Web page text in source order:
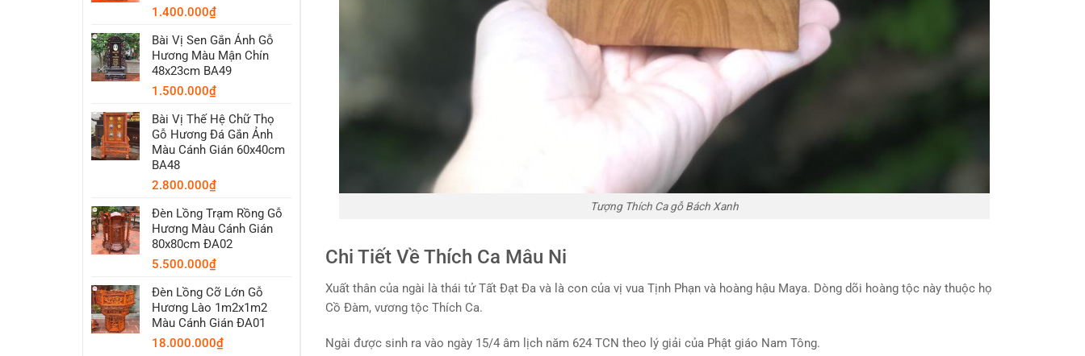
1.400.000₫
Bài Vị Sen Gắn Ảnh Gỗ
Hương Màu Mận Chín
48x23cm BA49
1.500.000₫
Bài Vị Thế Hệ Chữ Thọ
Gỗ Hương Đá Gắn Ảnh
Màu Cánh Gián 60x40cm
BA48
2.800.000₫
Đèn Lồng Trạm Rồng Gỗ
Hương Màu Cánh Gián
80x80cm ĐA02
5.500.000₫
Đèn Lồng Cỡ Lớn Gỗ
Hương Lào 1m2x1m2
Màu Cánh Gián ĐA01
18.000.000₫
Tượng Thích Ca gỗ Bách Xanh
Chi Tiết Về Thích Ca Mâu Ni
Xuất thân của ngài là thái tử Tất Đạt Đa và là con của vị vua Tịnh Phạn và hoàng hậu Maya. Dòng dõi hoàng tộc này thuộc họ
Cồ Đàm, vương tộc Thích Ca.
Ngài được sinh ra vào ngày 15/4 âm lịch năm 624 TCN theo lý giải của Phật giáo Nam Tông.